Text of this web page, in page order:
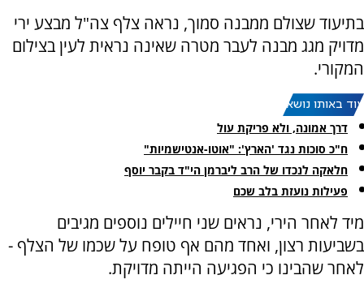
בתיעוד שצולם ממבנה סמוך, נראה צלף צה"ל מבצע ירי
מדויק מגג מבנה לעבר מטרה שאינה נראית לעין בצילום
המקורי.
עוד באותו נושא:
דרך אמונה, ולא פריקת עול
ח"כ סוכות נגד 'הארץ': "אוטו-אנטישמיות"
חלאקה לנכדו של הרב ליברמן הי"ד בקבר יוסף
פעילות נועזת בלב שכם
מיד לאחר הירי, נראים שני חיילים נוספים מגיבים
בשביעות רצון, ואחד מהם אף טופח על שכמו של הצלף -
לאחר שהבינו כי הפגיעה הייתה מדויקת.